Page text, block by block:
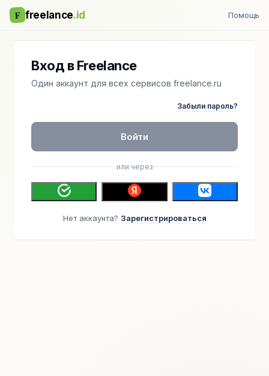
F freelance.id Помощь
Вход в Freelance
Один аккаунт для всех сервисов freelance.ru
Забыли пароль?
Войти
или через
Нет аккаунта? Зарегистрироваться